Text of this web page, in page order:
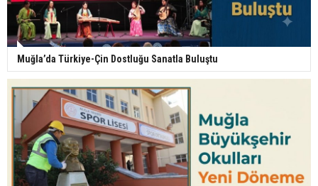
Muğla’da Türkiye-Çin Dostluğu Sanatla Buluştu